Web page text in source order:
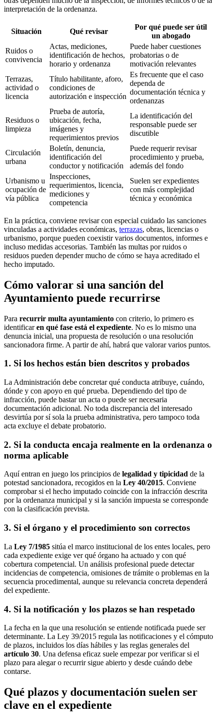
interpretación de la ordenanza.
Situación Qué revisar
Por qué puede ser útil
un abogado
Ruidos o
convivencia
Actas, mediciones,
identificación de hechos,
horario y ordenanza
Puede haber cuestiones
probatorias o de
motivación relevantes
Terrazas,
actividad o
licencia
Título habilitante, aforo,
condiciones de
autorización e inspección
Es frecuente que el caso
dependa de
documentación técnica y
ordenanzas
Residuos o
limpieza
Prueba de autoría,
ubicación, fecha,
imágenes y
requerimientos previos
La identificación del
responsable puede ser
discutible
Circulación
urbana
Boletín, denuncia,
identificación del
conductor y notificación
Puede requerir revisar
procedimiento y prueba,
además del fondo
Urbanismo u
ocupación de
vía pública
Inspecciones,
requerimientos, licencia,
mediciones y
competencia
Suelen ser expedientes
con más complejidad
técnica y económica
En la práctica, conviene revisar con especial cuidado las sanciones
vinculadas a actividades económicas, terrazas, obras, licencias o
urbanismo, porque pueden coexistir varios documentos, informes e
incluso medidas accesorias. También las multas por ruidos o
residuos pueden depender mucho de cómo se haya acreditado el
hecho imputado.
Cómo valorar si una sanción del
Ayuntamiento puede recurrirse
Para recurrir multa ayuntamiento con criterio, lo primero es
identificaren qué fase está el expediente. No es lo mismo una
denuncia inicial, una propuesta de resolución o una resolución
sancionadora firme. A partir de ahí, habrá que valorar varios puntos.
1. Si los hechos están bien descritos y probados
La Administración debe concretar qué conducta atribuye, cuándo,
dónde y con apoyo en qué prueba. Dependiendo del tipo de
infracción, puede bastar un acta o puede ser necesaria
documentación adicional. No toda discrepancia del interesado
desvirtúa por sí sola la prueba administrativa, pero tampoco toda
acta excluye el debate probatorio.
2. Si la conducta encaja realmente en la ordenanza o
norma aplicable
Aquí entran en juego los principios de legalidad y tipicidad de la
potestad sancionadora, recogidos en la Ley 40/2015. Conviene
comprobar si el hecho imputado coincide con la infracción descrita
por la ordenanza municipal y si la sanción impuesta se corresponde
con la clasificación prevista.
3. Si el órgano y el procedimiento son correctos
La Ley 7/1985 sitúa el marco institucional de los entes locales, pero
cada expediente exige ver qué órgano ha actuado y con qué
cobertura competencial. Un análisis profesional puede detectar
incidencias de competencia, omisiones de trámite o problemas en la
secuencia procedimental, aunque su relevancia concreta dependerá
del expediente.
4. Si la notificación y los plazos se han respetado
La fecha en la que una resolución se entiende notificada puede ser
determinante. La Ley 39/2015 regula las notificaciones y el cómputo
de plazos, incluidos los días hábiles y las reglas generales del
artículo 30. Una defensa eficaz suele empezar por verificar si el
plazo para alegar o recurrir sigue abierto y desde cuándo debe
contarse.
Qué plazos y documentación suelen ser
clave en el expediente